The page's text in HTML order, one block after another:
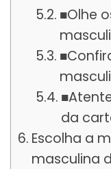
■Olhe
da
Escolha a
masculina